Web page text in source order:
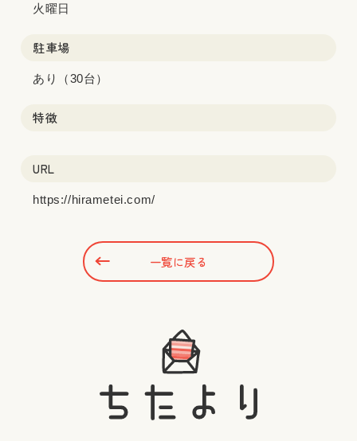
火曜日
駐車場
あり（30台）
特徴
URL
https://hirametei.com/
一覧に戻る